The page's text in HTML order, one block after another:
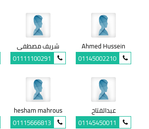
Ahmed Hussein
01145002210
شريف مصطفى
01111100291
عبدالفتاح
01145450011
hesham mahrous
01115666813